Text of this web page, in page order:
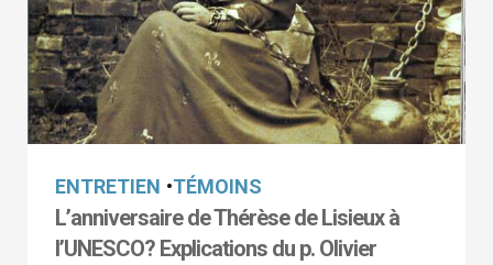
ENTRETIEN •TÉMOINS
L’anniversaire de Thérèse de Lisieux à
l’UNESCO? Explications du p. Olivier